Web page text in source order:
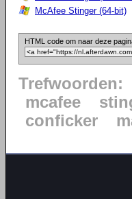
McAfee Stinger (64-bit)
HTML code om naar deze
Trefwoorden:
mcafee
conficker